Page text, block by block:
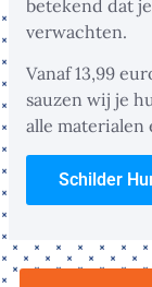
betekend dat
verwachten.
Vanaf 13,99
sauzen wij je
alle materialen
Schilder